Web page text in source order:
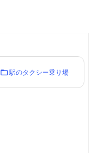
駅のタクシー乗り場